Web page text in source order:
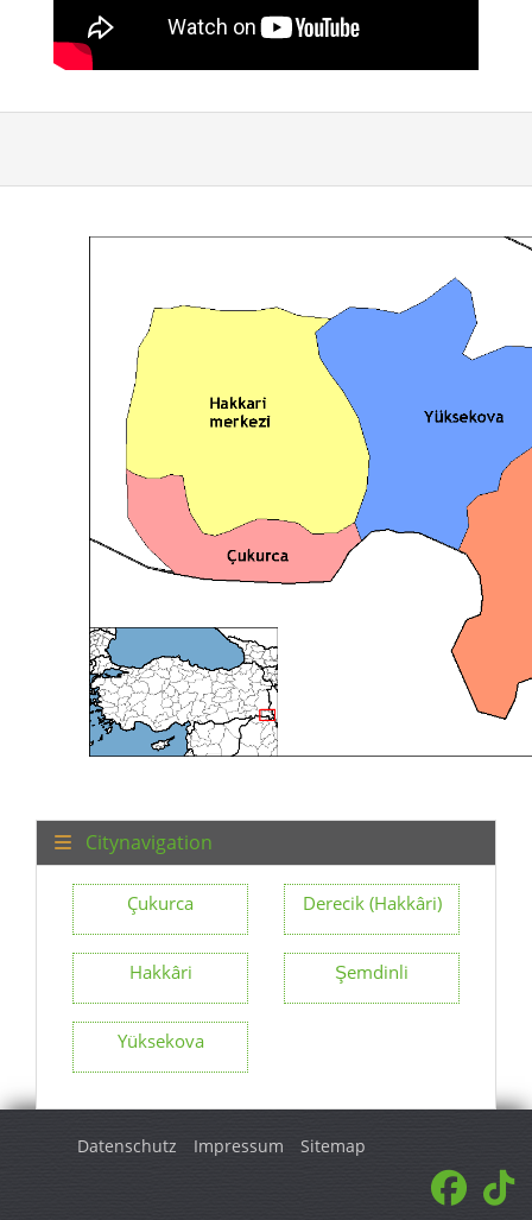
Citynavigation
Çukurca Derecik (Hakkâri)
Hakkâri Şemdinli
Yüksekova
Datenschutz Impressum Sitemap